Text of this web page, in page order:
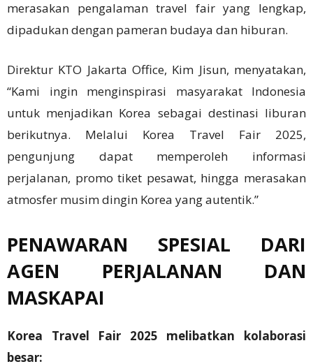
merasakan pengalaman travel fair yang lengkap,
dipadukan dengan pameran budaya dan hiburan.
Direktur KTO Jakarta Office, Kim Jisun, menyatakan,
“Kami ingin menginspirasi masyarakat Indonesia
untuk menjadikan Korea sebagai destinasi liburan
berikutnya. Melalui Korea Travel Fair 2025,
pengunjung dapat memperoleh informasi
perjalanan, promo tiket pesawat, hingga merasakan
atmosfer musim dingin Korea yang autentik.”
PENAWARAN SPESIAL DARI
AGEN PERJALANAN DAN
MASKAPAI
Korea Travel Fair 2025 melibatkan kolaborasi
besar: